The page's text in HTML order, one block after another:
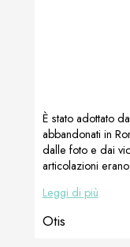
È stato adottato
abbandonati in
dalle foto e dai
articolazioni
che è stato
recupero.Sono
chirurghi
Leggi di più
Otis